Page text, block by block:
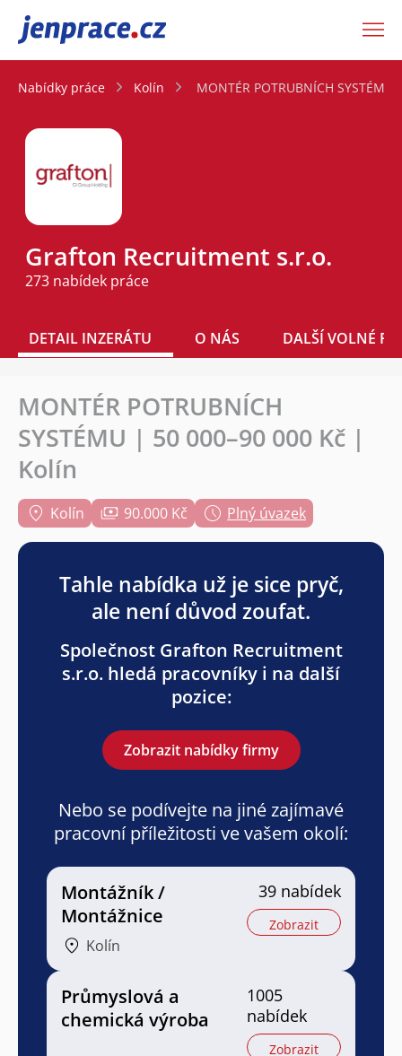
JenPráce.cz
Nabídky práce Kolín MONTÉR POTRUBNÍCH
Grafton Recruitment s.r.o.
273 nabídek práce
DETAIL INZERÁTU O NÁS DALŠÍ VOLNÉ
MONTÉR POTRUBNÍCH
SYSTÉMU | 50 000–90 000 Kč |
Kolín
Kolín 90.000 Kč Plný úvazek
Tahle nabídka už je sice pryč,
ale není důvod zoufat.
Společnost Grafton Recruitment
s.r.o. hledá pracovníky i na další
pozice:
Zobrazit nabídky firmy
Nebo se podívejte na jiné zajímavé
pracovní příležitosti ve vašem okolí:
Montážník /
Montážnice
Kolín
39 nabídek
Zobrazit
Průmyslová a
chemická výroba
1005
nabídek
Zobrazit